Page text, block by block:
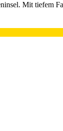
Mit tiefem